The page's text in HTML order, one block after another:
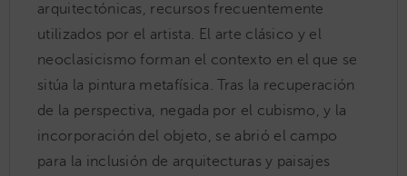
arquitectónicas, recursos frecuentemente
utilizados por el artista. El arte clásico y el
neoclasicismo forman el contexto en el que se
sitúa la pintura metafísica. Tras la recuperación
de la perspectiva, negada por el cubismo, y la
incorporación del objeto, se abrió el campo
para la inclusión de arquitecturas y paisajes